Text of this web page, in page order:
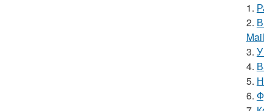
1.
2.
3.
4.
5.
6.